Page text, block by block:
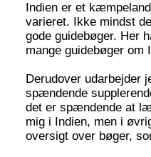
Indien er et
varieret. Ikke mindst
gode guidebøger. Her
mange guidebøger om
Derudover udarbejder
spændende
det er spændende at
mig i Indien, men i
oversigt over bøger,